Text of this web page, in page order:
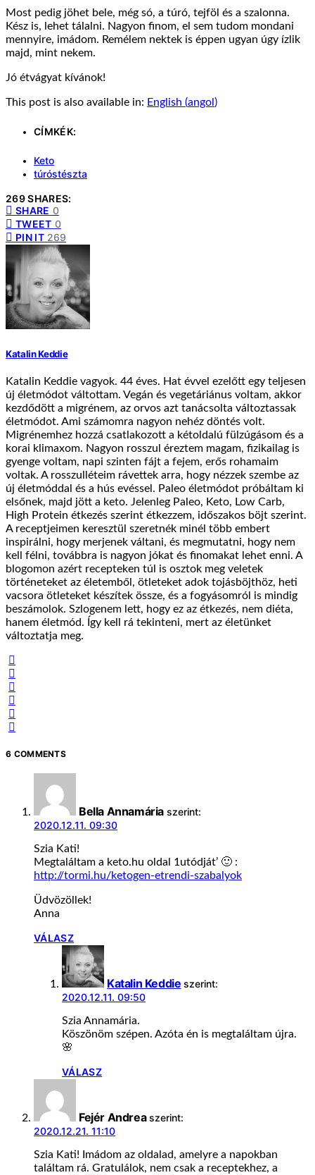
Most pedig jöhet bele, még só, a túró, tejföl és a szalonna.
Kész is, lehet tálalni. Nagyon finom, el sem tudom mondani
mennyire, imádom. Remélem nektek is éppen ugyan úgy ízlik
majd, mint nekem.
Jó étvágyat kívánok!
This post is also available in: English (angol )
CÍMKÉK:
Keto
túróstészta
269 SHARES:
SHARE 0
TWEET 0
PIN IT 269
Katalin Keddie
Katalin Keddie vagyok. 44 éves. Hat évvel ezelőtt egy teljesen
új életmódot váltottam. Vegán és vegetáriánus voltam, akkor
kezdődött a migrénem, az orvos azt tanácsolta változtassak
életmódot. Ami számomra nagyon nehéz döntés volt.
Migrénemhez hozzá csatlakozott a kétoldalú fülzúgásom és a
korai klimaxom. Nagyon rosszul éreztem magam, fizikailag is
gyenge voltam, napi szinten fájt a fejem, erős rohamaim
voltak. A rosszulléteim rávettek arra, hogy nézzek szembe az
új életmóddal és a hús evéssel. Paleo életmódot próbáltam ki
elsőnek, majd jött a keto. Jelenleg Paleo, Keto, Low Carb,
High Protein étkezés szerint étkezzem, időszakos böjt szerint.
A receptjeimen keresztül szeretnék minél több embert
inspirálni, hogy merjenek váltani, és megmutatni, hogy nem
kell félni, továbbra is nagyon jókat és finomakat lehet enni. A
blogomon azért recepteken túl is osztok meg veletek
történeteket az életemből, ötleteket adok tojásböjthöz, heti
vacsora ötleteket készítek össze, és a fogyásomról is mindig
beszámolok. Szlogenem lett, hogy ez az étkezés, nem diéta,
hanem életmód. Így kell rá tekinteni, mert az életünket
változtatja meg.
6 COMMENTS
Bella Annamária szerint:
2020.12.11. 09:30
Szia Kati!
Megtaláltam a keto.hu oldal 1utódját’ 🙂 :
http://tormi.hu/ketogen-etrendi-szabalyok
Üdvözöllek!
Anna
VÁLASZ
Katalin Keddie szerint:
2020.12.11. 09:50
Szia Annamária.
Köszönöm szépen. Azóta én is megtaláltam újra.
🌸
VÁLASZ
Fejér Andrea szerint:
2020.12.21. 11:10
Szia Kati! Imádom az oldalad, amelyre a napokban
találtam rá. Gratulálok, nem csak a receptekhez, a